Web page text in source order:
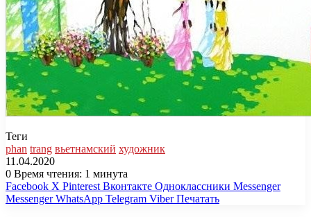
Теги
phan trang вьетнамский художник
11.04.2020
0 Время чтения: 1 минута
Facebook X Pinterest Вконтакте Одноклассники Messenger
Messenger WhatsApp Telegram Viber Печатать